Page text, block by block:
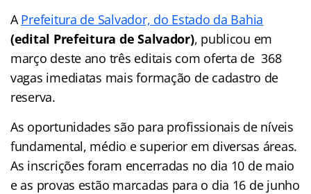
A Prefeitura de Salvador, do Estado da Bahia
(edital Prefeitura de Salvador), publicou em
março deste ano três editais com oferta de 368
vagas imediatas mais formação de cadastro de
reserva.
As oportunidades são para profissionais de níveis
fundamental, médio e superior em diversas áreas.
As inscrições foram encerradas no dia 10 de maio
e as provas estão marcadas para o dia 16 de junho